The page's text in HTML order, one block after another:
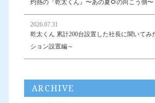
灼熱の『乾太くん』〜あの夏🌻の向こう側〜
2026.07.31
乾太くん 累計200台設置した社長に聞いてみ
ション設置編～
ARCHIVE